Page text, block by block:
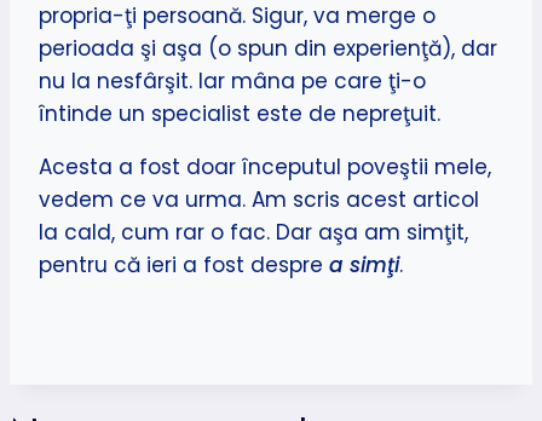
propria-ţi persoană. Sigur, va merge o
perioada şi aşa (o spun din experienţă), dar
nu la nesfârşit. Iar mâna pe care ţi-o
întinde un specialist este de nepreţuit.
Acesta a fost doar începutul poveştii mele,
vedem ce va urma. Am scris acest articol
la cald, cum rar o fac. Dar aşa am simţit,
pentru că ieri a fost despre a simţi.